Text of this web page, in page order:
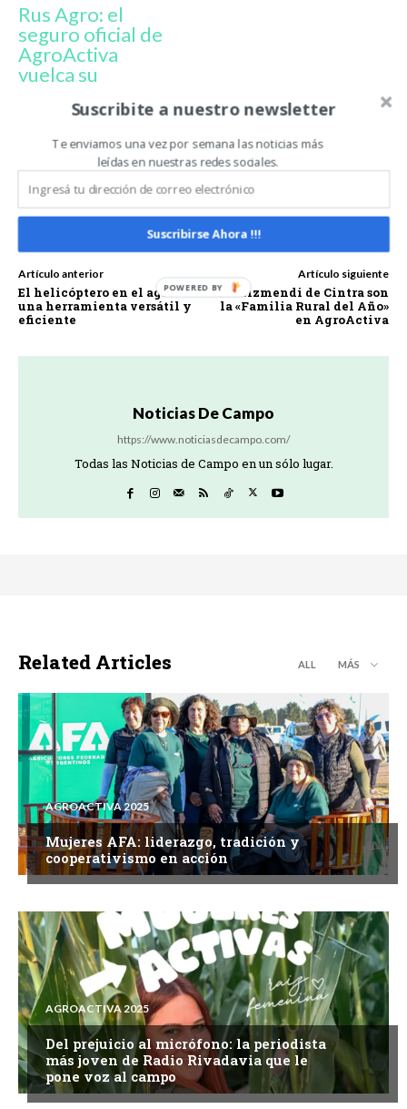
Rus Agro: el
seguro oficial de
AgroActiva
vuelca su
muestra
AGROACTIVA
AGROACTIVA 2025
AGROACTIVA 2025 EDICIÓN BNA
JUAN MANUEL MACCHI
MACCHI TEXTIL
MERCHANDISING
Artículo anterior
El helicóptero en el agro:
una herramienta versátil y
eficiente
Artículo siguiente
Los Eizmendi de Cintra son
la «Familia Rural del Año»
en AgroActiva
Noticias De Campo
https://www.noticiasdecampo.com/
Todas las Noticias de Campo en un sólo lugar.
Related Articles ALL MÁS
AGROACTIVA 2025
Mujeres AFA: liderazgo, tradición y
cooperativismo en acción
AGROACTIVA 2025
Del prejuicio al micrófono: la periodista
más joven de Radio Rivadavia que le
pone voz al campo
Suscribite a nuestro newsletter
Te enviamos una vez por semana las noticias más
leídas en nuestras redes sociales.
Suscribirse Ahora !!!